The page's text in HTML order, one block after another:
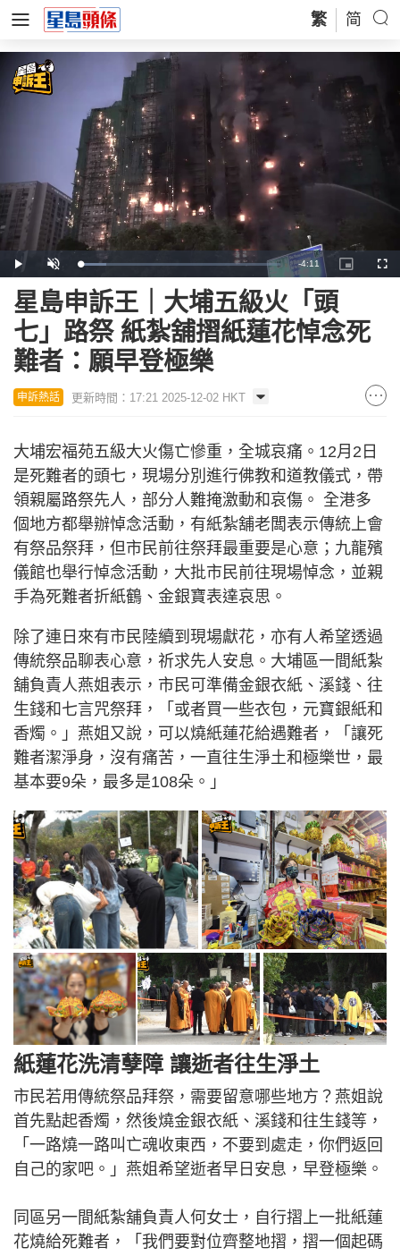
繁 简
Play Unmute Loaded:
12.76%
Remaining
Time
-4:11
Picture-
in-
星島申訴王｜大埔五級火「頭
七」路祭 紙紮舖摺紙蓮花悼念死
難者：願早登極樂
申訴熱話 更新時間：17:21 2025-12-02 HKT
大埔宏福苑五級大火傷亡慘重，全城哀痛。12月2日
是死難者的頭七，現場分別進行佛教和道教儀式，帶
領親屬路祭先人，部分人難掩激動和哀傷。 全港多
個地方都舉辦悼念活動，有紙紮舖老闆表示傳統上會
有祭品祭拜，但市民前往祭拜最重要是心意；九龍殯
儀館也舉行悼念活動，大批市民前往現場悼念，並親
手為死難者折紙鶴、金銀寶表達哀思。
除了連日來有市民陸續到現場獻花，亦有人希望透過
傳統祭品聊表心意，祈求先人安息。大埔區一間紙紮
舖負責人燕姐表示，市民可準備金銀衣紙、溪錢、往
生錢和七言咒祭拜，「或者買一些衣包，元寶銀紙和
香燭。」燕姐又說，可以燒紙蓮花給遇難者，「讓死
難者潔淨身，沒有痛苦，一直往生淨土和極樂世，最
基本要9朵，最多是108朵。」
紙蓮花洗清孽障 讓逝者往生淨土
市民若用傳統祭品拜祭，需要留意哪些地方？燕姐說
首先點起香燭，然後燒金銀衣紙、溪錢和往生錢等，
「一路燒一路叫亡魂收東西，不要到處走，你們返回
自己的家吧。」燕姐希望逝者早日安息，早登極樂。
同區另一間紙紮舖負責人何女士，自行摺上一批紙蓮
花燒給死難者，「我們要對位齊整地摺，摺一個起碼